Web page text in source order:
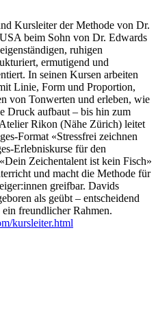
Kursleiter der Methode von Dr.
beim Sohn von Dr. Edwards
ruhigen
ermutigend und
In seinen Kursen arbeiten
Linie, Form und Proportion,
von Tonwerten und erleben, wie
Druck aufbaut – bis hin zum
Rikon (Nähe Zürich) leitet
Format «Stressfrei zeichnen
Erlebniskurse für den
Zeichentalent ist kein Fisch»
und macht die Methode für
greifbar. Davids
als geübt – entscheidend
freundlicher Rahmen.
kursleiter.html